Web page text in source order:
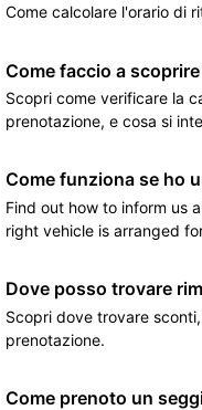
Come calcolare l'orario di
Come faccio a
Scopri come verificare la
prenotazione, e cosa si
Come funziona se ho
Find out how to inform us
right vehicle is arranged
Dove posso trovare
Scopri dove trovare
prenotazione.
Come prenoto un